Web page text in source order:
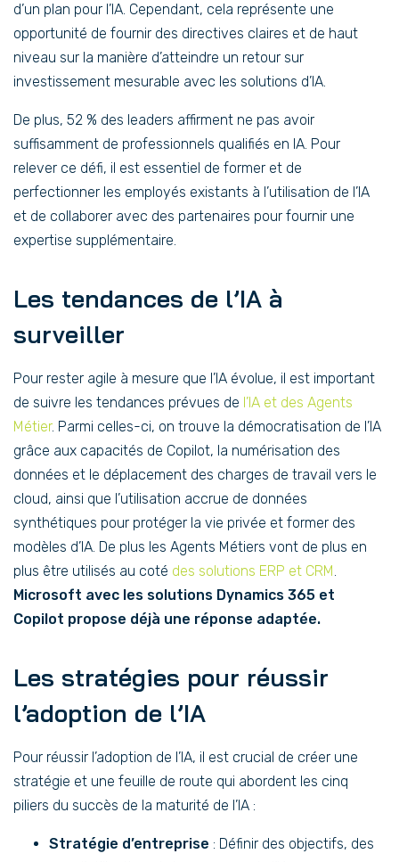
d’un plan pour l’IA. Cependant, cela représente une
opportunité de fournir des directives claires et de haut
niveau sur la manière d’atteindre un retour sur
investissement mesurable avec les solutions d’IA.
De plus, 52 % des leaders affirment ne pas avoir
suffisamment de professionnels qualifiés en IA. Pour
relever ce défi, il est essentiel de former et de
perfectionner les employés existants à l’utilisation de l’IA
et de collaborer avec des partenaires pour fournir une
expertise supplémentaire.
Les tendances de l’IA à
surveiller
Pour rester agile à mesure que l’IA évolue, il est important
de suivre les tendances prévues de l’IA et des Agents
Métier. Parmi celles-ci, on trouve la démocratisation de l’IA
grâce aux capacités de Copilot, la numérisation des
données et le déplacement des charges de travail vers le
cloud, ainsi que l’utilisation accrue de données
synthétiques pour protéger la vie privée et former des
modèles d’IA. De plus les Agents Métiers vont de plus en
plus être utilisés au coté des solutions ERP et CRM.
Microsoft avec les solutions Dynamics 365 et
Copilot propose déjà une réponse adaptée.
Les stratégies pour réussir
l’adoption de l’IA
Pour réussir l’adoption de l’IA, il est crucial de créer une
stratégie et une feuille de route qui abordent les cinq
piliers du succès de la maturité de l’IA :
Stratégie d’entreprise : Définir des objectifs, des